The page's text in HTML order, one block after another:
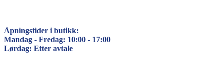
Åpningstider i butikk:
Mandag - Fredag: 10:00 - 17:00
Lørdag: Etter avtale